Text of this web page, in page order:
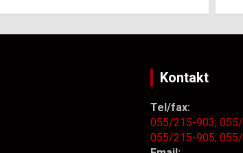
Kontakt
Tel/fax:
055/215-903;
055/215-905;